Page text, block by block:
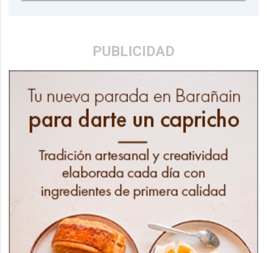
PUBLICIDAD